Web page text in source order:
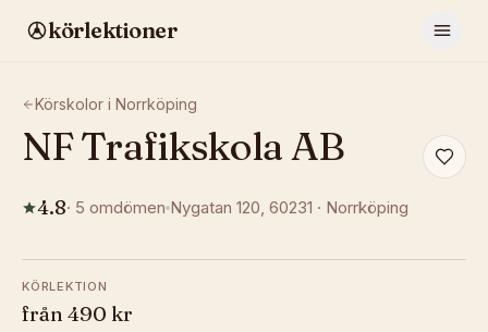
körlektioner
Körskolor i Norrköping
NF Trafikskola AB
4.8· 5 omdömen Nygatan 120, 60231 · Norrköping
KÖRLEKTION
från 490 kr